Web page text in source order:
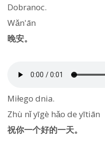
Dobranoc.
Wǎn'ān
晚安。
Miłego dnia.
Zhù nǐ yīgè hǎo de yītiān
祝你一个好的一天。